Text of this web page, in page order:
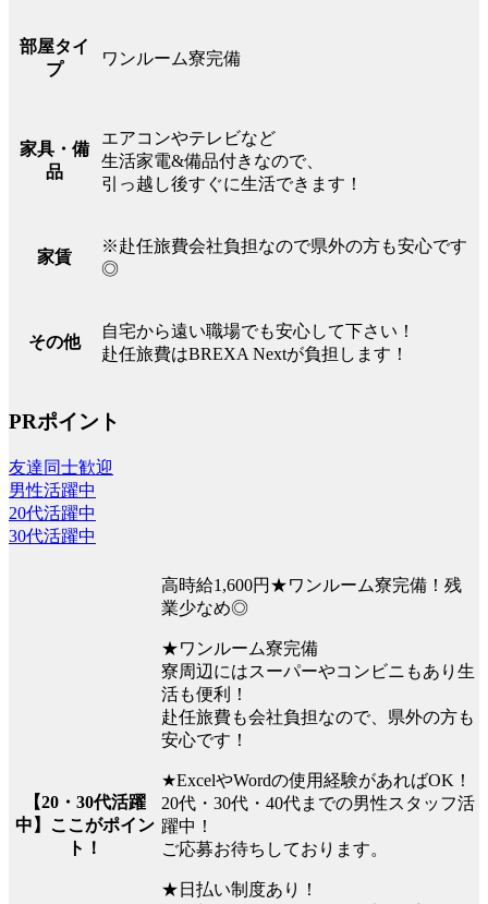
部屋タイ
プ
ワンルーム寮完備
家具・備
品
エアコンやテレビなど
生活家電&備品付きなので、
引っ越し後すぐに生活できます！
家賃
※赴任旅費会社負担なので県外の方も安心です
◎
その他
自宅から遠い職場でも安心して下さい！
赴任旅費はBREXA Nextが負担します！
PRポイント
友達同士歓迎
男性活躍中
20代活躍中
30代活躍中
【20・30代活躍
中】ここがポイン
ト！
高時給1,600円★ワンルーム寮完備！残
業少なめ◎
★ワンルーム寮完備
寮周辺にはスーパーやコンビニもあり生
活も便利！
赴任旅費も会社負担なので、県外の方も
安心です！
★ExcelやWordの使用経験があればOK！
20代・30代・40代までの男性スタッフ活
躍中！
ご応募お待ちしております。
★日払い制度あり！